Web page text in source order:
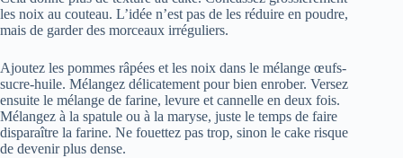
les noix au couteau. L’idée n’est pas de les réduire en poudre,
mais de garder des morceaux irréguliers.
Ajoutez les pommes râpées et les noix dans le mélange œufs-
sucre-huile. Mélangez délicatement pour bien enrober. Versez
ensuite le mélange de farine, levure et cannelle en deux fois.
Mélangez à la spatule ou à la maryse, juste le temps de faire
disparaître la farine. Ne fouettez pas trop, sinon le cake risque
de devenir plus dense.